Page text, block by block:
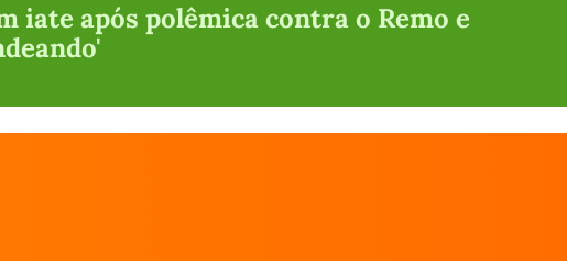
iate após polêmica contra o Remo e